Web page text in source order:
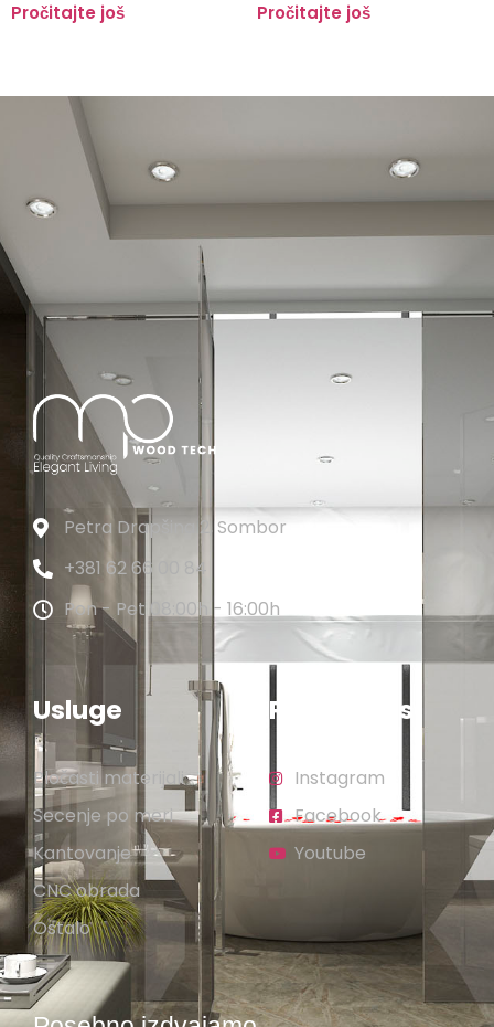
Pročitajte još Pročitajte još
Petra Drapšina 2, Sombor
+381 62 66 00 84
Pon - Pet 08:00h - 16:00h
Usluge
Pločasti materijali
Secenje po meri
Kantovanje
CNC obrada
Ostalo
Pratite nas
Instagram
Facebook
Youtube